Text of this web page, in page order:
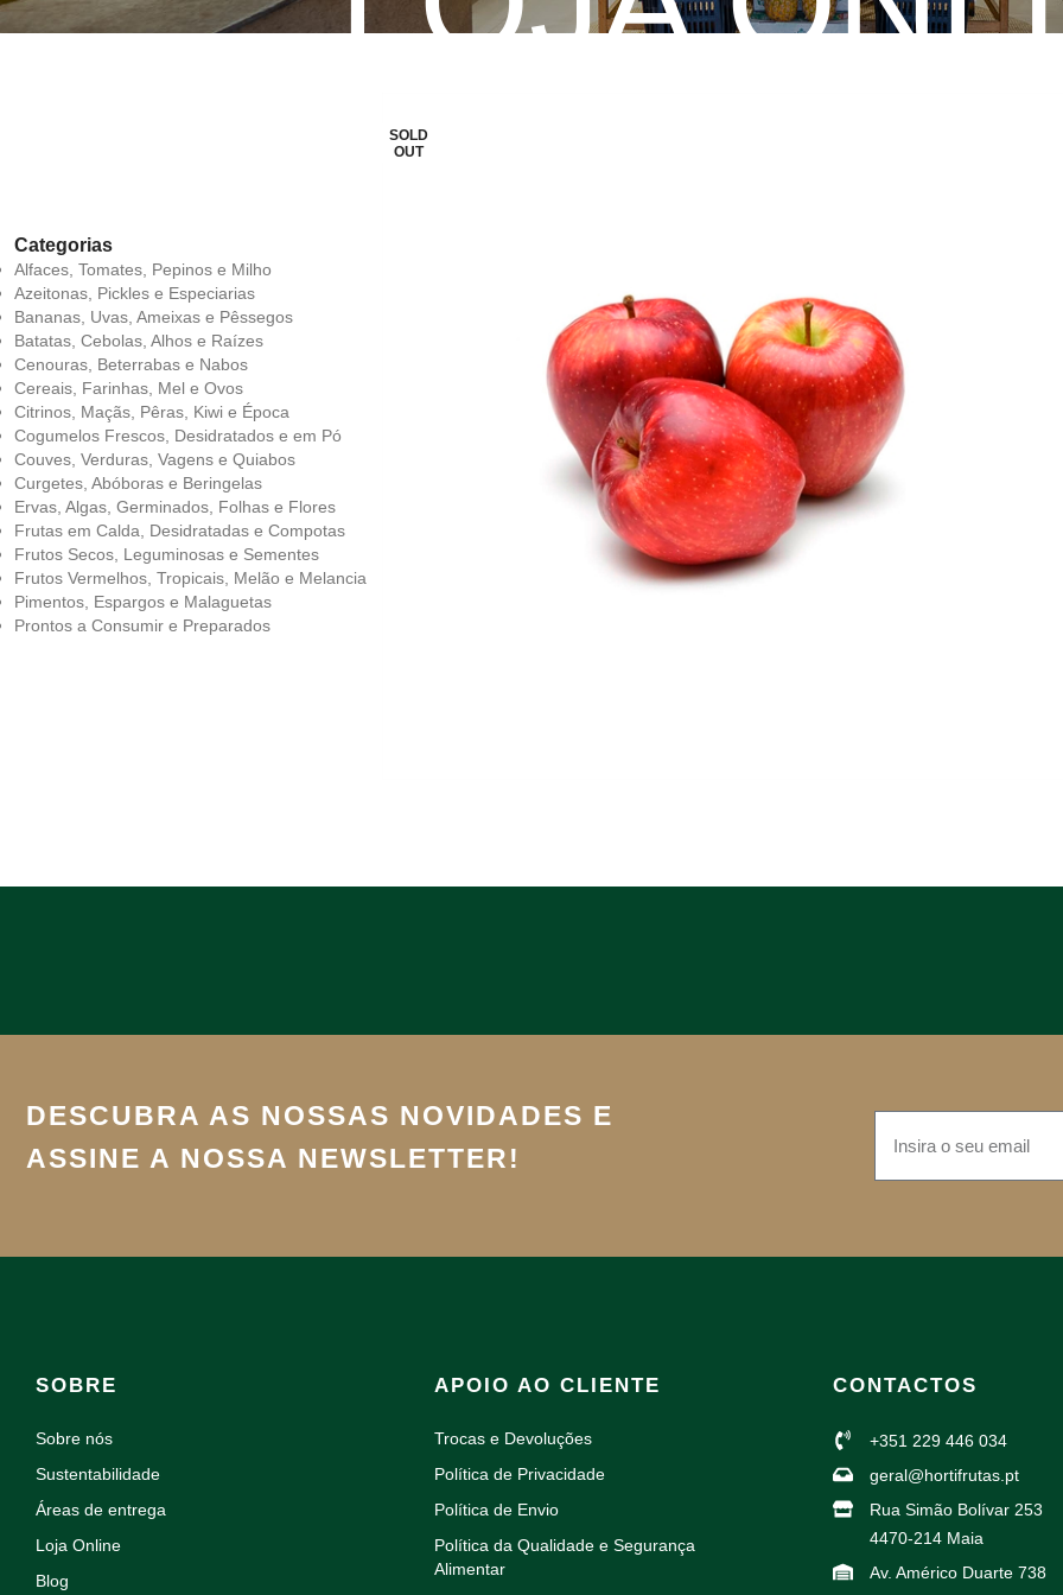
Categorias
Alfaces, Tomates, Pepinos e Milho
Azeitonas, Pickles e Especiarias
Bananas, Uvas, Ameixas e Pêssegos
Batatas, Cebolas, Alhos e Raízes
Cenouras, Beterrabas e Nabos
Cereais, Farinhas, Mel e Ovos
Citrinos, Maçãs, Pêras, Kiwi e Época
Cogumelos Frescos, Desidratados e em Pó
Couves, Verduras, Vagens e Quiabos
Curgetes, Abóboras e Beringelas
Ervas, Algas, Germinados, Folhas e Flores
Frutas em Calda, Desidratadas e Compotas
Frutos Secos, Leguminosas e Sementes
Frutos Vermelhos, Tropicais, Melão e Melancia
Pimentos, Espargos e Malaguetas
Prontos a Consumir e Preparados
SOLD
OUT
DESCUBRA AS NOSSAS NOVIDADES E
ASSINE A NOSSA NEWSLETTER!
SOBRE
Sobre nós
Sustentabilidade
Áreas de entrega
Loja Online
Blog
APOIO AO CLIENTE
Trocas e Devoluções
Política de Privacidade
Política de Envio
Política da Qualidade e Segurança
Alimentar
CONTACTOS
+351 229 446 034
geral@hortifrutas.pt
Rua Simão Bolívar 253
4470-214 Maia
Av. Américo Duarte 738